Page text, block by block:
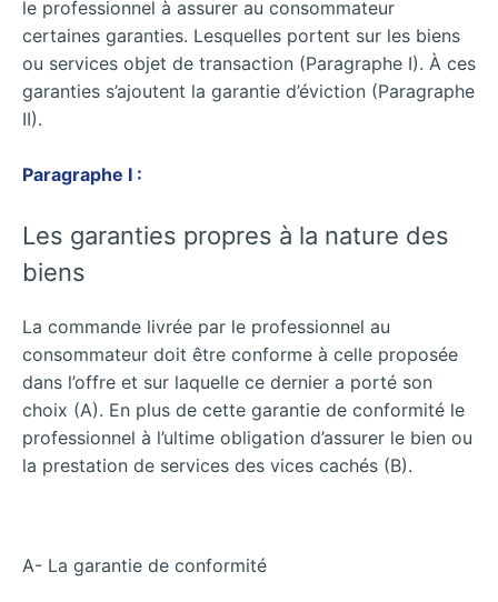
le professionnel à assurer au consommateur
certaines garanties. Lesquelles portent sur les biens
ou services objet de transaction (Paragraphe I). À ces
garanties s’ajoutent la garantie d’éviction (Paragraphe
II).
Paragraphe I :
Les garanties propres à la nature des
biens
La commande livrée par le professionnel au
consommateur doit être conforme à celle proposée
dans l’offre et sur laquelle ce dernier a porté son
choix (A). En plus de cette garantie de conformité le
professionnel à l’ultime obligation d’assurer le bien ou
la prestation de services des vices cachés (B).
A- La garantie de conformité